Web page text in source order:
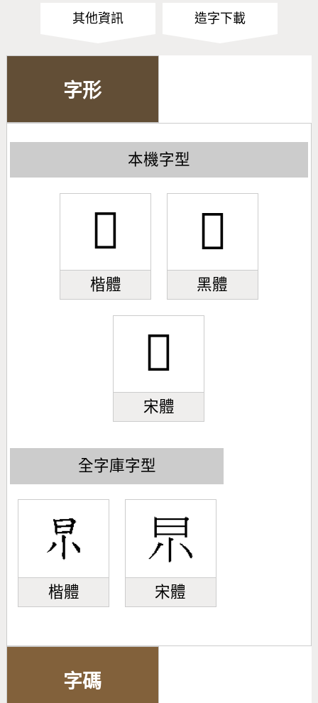
其他資訊 造字下載
字形
本機字型
𣌢
楷體
𣌢
黑體
𣌢
宋體
全字庫字型
楷體 宋體
字碼